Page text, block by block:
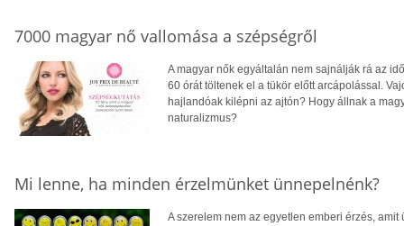
7000 magyar nő vallomása a szépségről
A magyar nők egyáltalán nem sajnálják rá az
60 órát töltenek el a tükör előtt arcápolással.
hajlandóak kilépni az ajtón? Hogy állnak a
naturalizmus?
Mi lenne, ha minden érzelmünket ünnepelnénk?
A szerelem nem az egyetlen emberi érzés,